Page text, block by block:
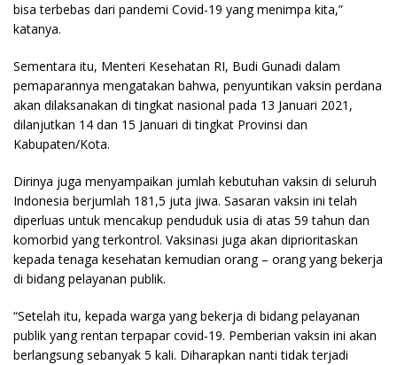
bisa terbebas dari pandemi Covid-19 yang menimpa kita,”
katanya.
Sementara itu, Menteri Kesehatan RI, Budi Gunadi dalam
pemaparannya mengatakan bahwa, penyuntikan vaksin perdana
akan dilaksanakan di tingkat nasional pada 13 Januari 2021,
dilanjutkan 14 dan 15 Januari di tingkat Provinsi dan
Kabupaten/Kota.
Dirinya juga menyampaikan jumlah kebutuhan vaksin di seluruh
Indonesia berjumlah 181,5 juta jiwa. Sasaran vaksin ini telah
diperluas untuk mencakup penduduk usia di atas 59 tahun dan
komorbid yang terkontrol. Vaksinasi juga akan diprioritaskan
kepada tenaga kesehatan kemudian orang – orang yang bekerja
di bidang pelayanan publik.
“Setelah itu, kepada warga yang bekerja di bidang pelayanan
publik yang rentan terpapar covid-19. Pemberian vaksin ini akan
berlangsung sebanyak 5 kali. Diharapkan nanti tidak terjadi